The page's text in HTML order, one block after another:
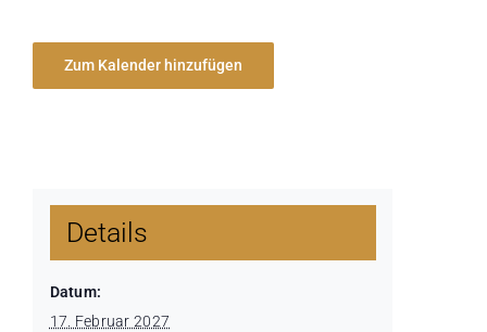
Zum Kalender hinzufügen
Details
Datum:
17. Februar 2027